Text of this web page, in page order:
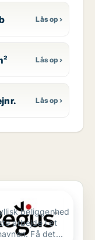
beliggenhed
arbejde i et
Få det...